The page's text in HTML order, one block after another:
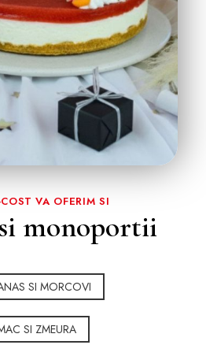
VA OFERIM SI
monoportii
SI MORCOVI
SI ZMEURA